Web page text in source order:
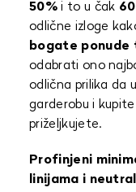
50%i to u čak
odlične izloge
bogate ponude
odabrati ono
odlična prilika da
garderobu i
priželjkujete.
Profinjeni
linijama i